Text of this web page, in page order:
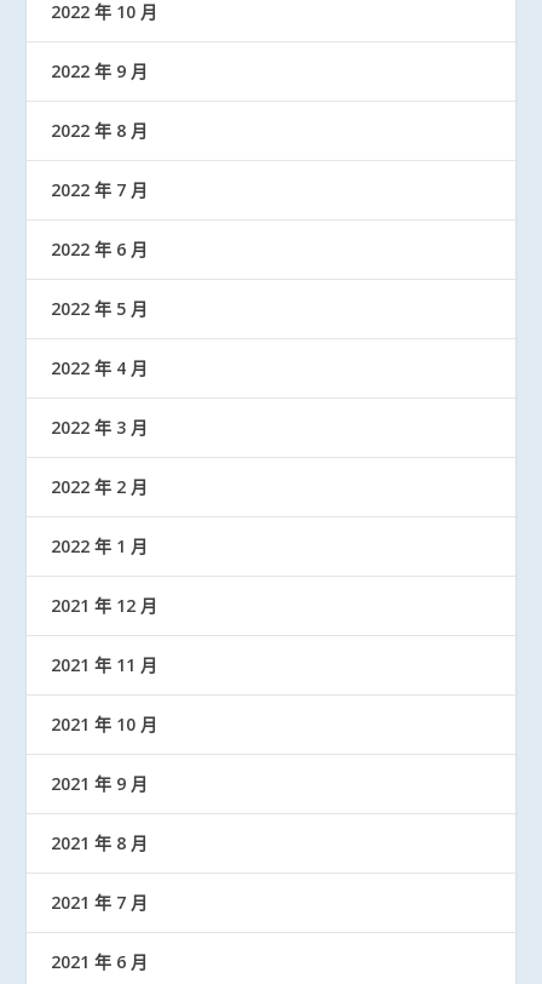
2022 年 10 月
2022 年 9 月
2022 年 8 月
2022 年 7 月
2022 年 6 月
2022 年 5 月
2022 年 4 月
2022 年 3 月
2022 年 2 月
2022 年 1 月
2021 年 12 月
2021 年 11 月
2021 年 10 月
2021 年 9 月
2021 年 8 月
2021 年 7 月
2021 年 6 月